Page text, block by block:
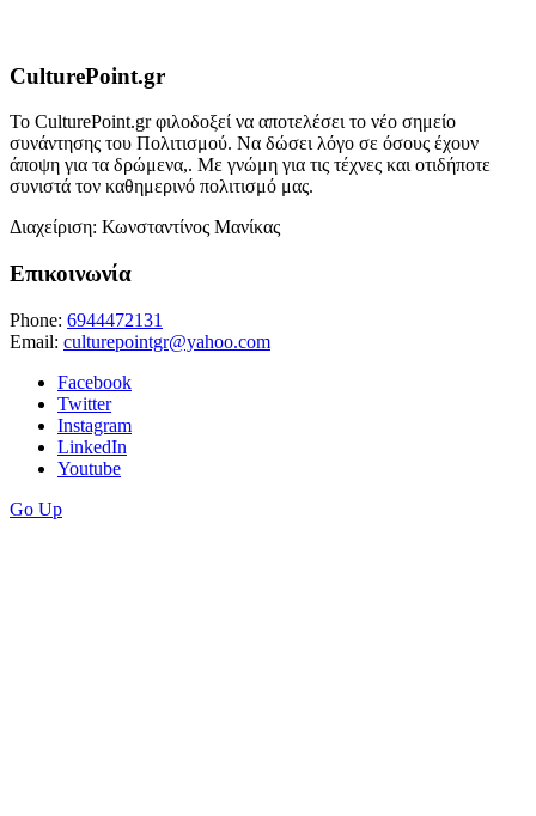
CulturePoint.gr
Το CulturePoint.gr φιλοδοξεί να αποτελέσει το νέο σημείο
συνάντησης του Πολιτισμού. Να δώσει λόγο σε όσους έχουν
άποψη για τα δρώμενα,. Με γνώμη για τις τέχνες και οτιδήποτε
συνιστά τον καθημερινό πολιτισμό μας.
Διαχείριση: Κωνσταντίνος Μανίκας
Επικοινωνία
Phone: 6944472131
Email: culturepointgr@yahoo.com
Facebook
Twitter
Instagram
LinkedIn
Youtube
Go Up